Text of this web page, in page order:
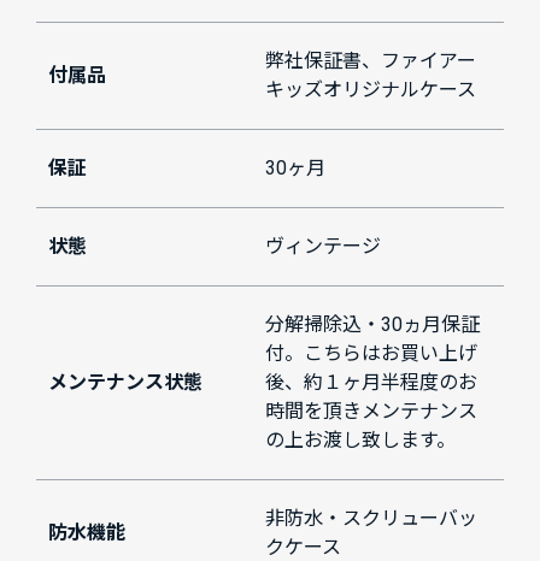
付属品
弊社保証書、ファイアー
キッズオリジナルケース
保証 30ヶ月
状態 ヴィンテージ
メンテナンス状態
分解掃除込・30ヵ月保証
付。こちらはお買い上げ
後、約１ヶ月半程度のお
時間を頂きメンテナンス
の上お渡し致します。
防水機能
非防水・スクリューバッ
クケース